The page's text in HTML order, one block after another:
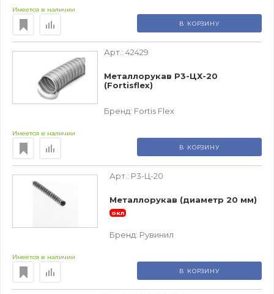
Имеется в наличии
В КОРЗИНУ
Арт.: 42429
Металлорукав Р3-ЦХ-20
(Fortisflex)
Бренд: Fortis Flex
Имеется в наличии
В КОРЗИНУ
Арт.: Р3-Ц-20
Металлорукав (диаметр 20 мм)
окл
Бренд: Рувинил
Имеется в наличии
В КОРЗИНУ